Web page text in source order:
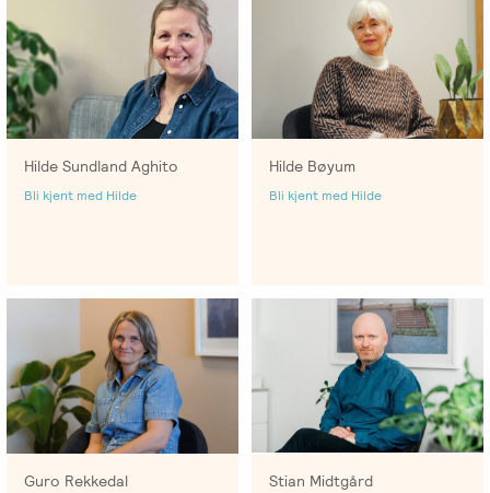
Hilde Sundland Aghito
Bli kjent med Hilde
Hilde Bøyum
Bli kjent med Hilde
Guro Rekkedal Stian Midtgård